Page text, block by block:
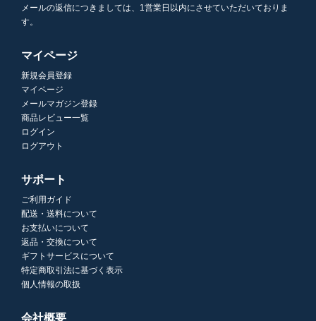
メールの返信につきましては、1営業日以内にさせていただいておりま
す。
マイページ
新規会員登録
マイページ
メールマガジン登録
商品レビュー一覧
ログイン
ログアウト
サポート
ご利用ガイド
配送・送料について
お支払いについて
返品・交換について
ギフトサービスについて
特定商取引法に基づく表示
個人情報の取扱
会社概要